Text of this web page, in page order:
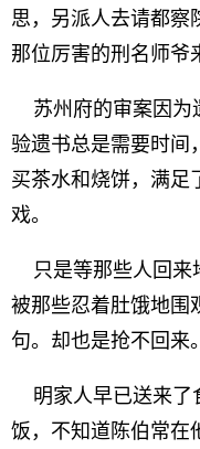
思，另派人去请都察
那位厉害的刑名师爷
苏州府的审案因为
验遗书总是需要时间
买茶水和烧饼，满足
戏。
只是等那些人回来
被那些忍着肚饿地围
句。却也是抢不回来。
明家人早已送来了
饭，不知道陈伯常在